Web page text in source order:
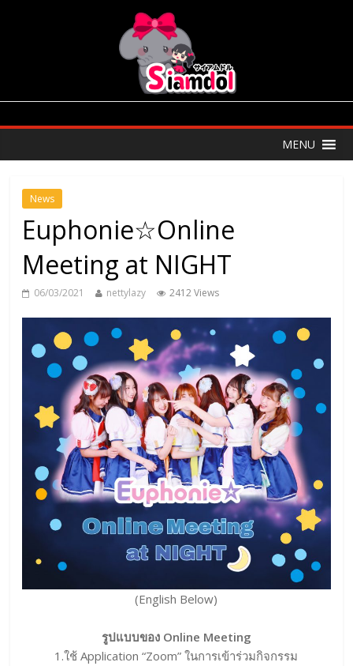
MENU
News
Euphonie☆Online
Meeting at NIGHT
06/03/2021 nettylazy 2412 Views
(English Below)
รูปแบบของ Online Meeting
1.ใช้ Application “Zoom” ในการเข้าร่วมกิจกรรม